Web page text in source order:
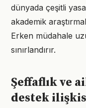
dünyada çeşitli
akademik
Erken müdahale
sınırlandırır.
Şeffaflık ve
destek